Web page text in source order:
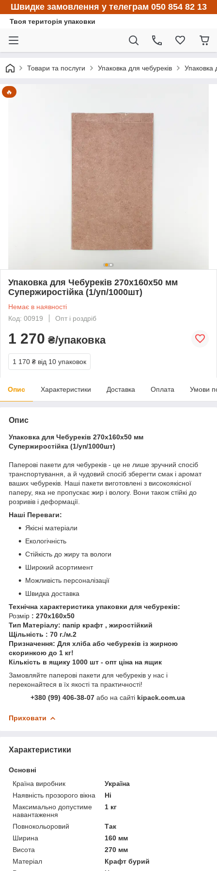
Швидке замовлення у телеграм 050 854 82 13
Твоя територія упаковки
Товари та послуги Упаковка для чебуреків Упаковка
🔥
Упаковка для Чебуреків 270х160х50 мм
Супержиростійка (1/уп/1000шт)
Немає в наявності
Код: 00919
Опт і роздріб
1 270 ₴/упаковка
1 170 ₴ від 10 упаковок
Опис Характеристики Доставка Оплата Умови
Опис
Упаковка для Чебуреків 270х160х50 мм
Супержиростійка (1/уп/1000шт)
Паперові пакети для чебуреків - це не лише зручний спосіб
транспортування, а й чудовий спосіб зберегти смак і аромат
ваших чебуреків. Наші пакети виготовлені з високоякісної
паперу, яка не пропускає жир і вологу. Вони також стійкі до
розривів і деформації.
Наші Переваги:
Якісні матеріали
Екологічність
Стійкість до жиру та вологи
Широкий асортимент
Можливість персоналізації
Швидка доставка
Технічна характеристика упаковки для чебуреків:
Розмір : 270х160х50
Тип Матеріалу: папір крафт , жиростійкий
Щільність : 70 г./м.2
Призначення: Для хліба або чебуреків із жирною
скоринкою до 1 кг!
Кількість в ящику 1000 шт - опт ціна на ящик
Замовляйте паперові пакети для чебуреків у нас і
переконайтеся в їх якості та практичності!
+380 (99) 406-38-07або на сайті kipack.com.ua
Приховати
Характеристики
Основні
Країна виробник
Україна
Наявність прозорого вікна
Ні
Максимально допустиме
навантаження
1 кг
Повнокольоровий
Так
Ширина
160 мм
Висота
270 мм
Матеріал
Крафт бурий